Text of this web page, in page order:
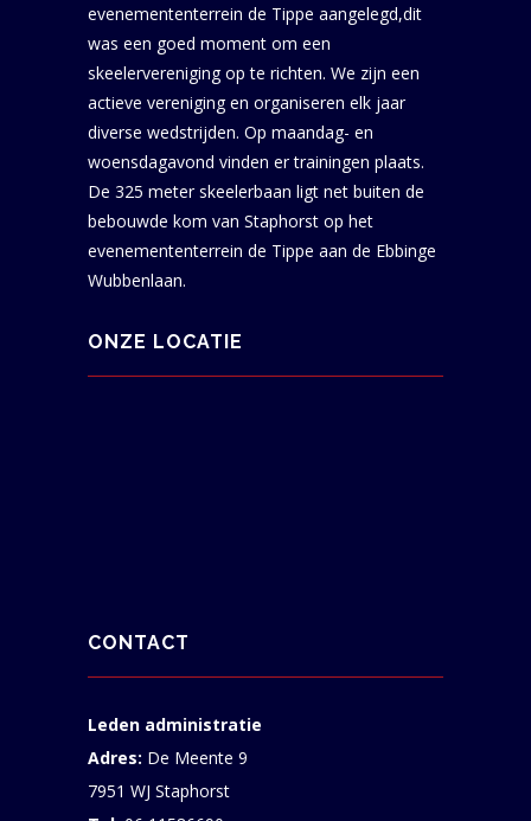
evenemententerrein de Tippe aangelegd,dit
was een goed moment om een
skeelervereniging op te richten. We zijn een
actieve vereniging en organiseren elk jaar
diverse wedstrijden. Op maandag- en
woensdagavond vinden er trainingen plaats.
De 325 meter skeelerbaan ligt net buiten de
bebouwde kom van Staphorst op het
evenemententerrein de Tippe aan de Ebbinge
Wubbenlaan.
ONZE LOCATIE
CONTACT
Leden administratie
Adres: De Meente 9
7951 WJ Staphorst